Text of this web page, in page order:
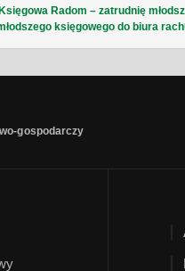
Księgowa Radom – zatrudnię
księgowego do biura
gospodarczy